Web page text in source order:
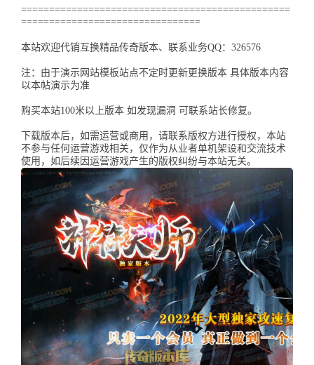
================================================
================================
本站欢迎代销互换精品传奇版本、联系业务QQ：326576
注：由于演示网站模板站点不定时更新更换版本 具体版本内容
以本帖演示为准
购买本站100米以上版本 如发现漏洞 可联系站长修复。
下载版本后，如需运营或商用，请联系版权方进行授权，本站
不参与任何运营游戏相关，仅作为从业者单机架设和交流技术
使用，如后续因运营游戏产生的版权纠纷与本站无关。